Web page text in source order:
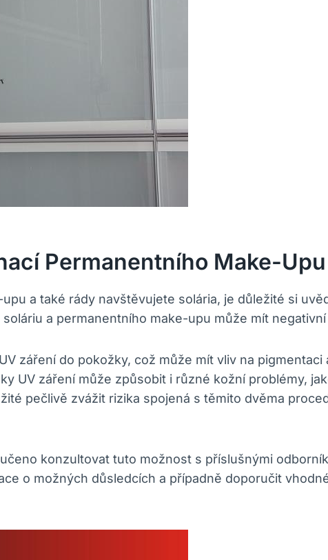
Permanentního Make-
a také rády navštěvujete solária, je důležité si
a permanentního make-upu může mít
záření do pokožky, což může mít vliv na
UV záření může způsobit i různé kožní problémy,
pečlivě zvážit rizika spojená s těmito dvěma
konzultovat tuto možnost s příslušnými
o možných důsledcích a případně doporučit